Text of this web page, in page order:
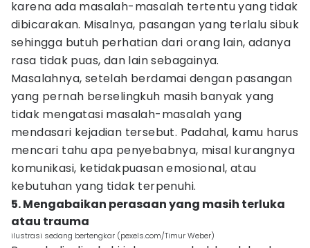
karena ada masalah-masalah tertentu yang tidak
dibicarakan. Misalnya, pasangan yang terlalu sibuk
sehingga butuh perhatian dari orang lain, adanya
rasa tidak puas, dan lain sebagainya.
Masalahnya, setelah berdamai dengan pasangan
yang pernah berselingkuh masih banyak yang
tidak mengatasi masalah-masalah yang
mendasari kejadian tersebut. Padahal, kamu harus
mencari tahu apa penyebabnya, misal kurangnya
komunikasi, ketidakpuasan emosional, atau
kebutuhan yang tidak terpenuhi.
5. Mengabaikan perasaan yang masih terluka
atau trauma
ilustrasi sedang bertengkar (pexels.com/Timur Weber)